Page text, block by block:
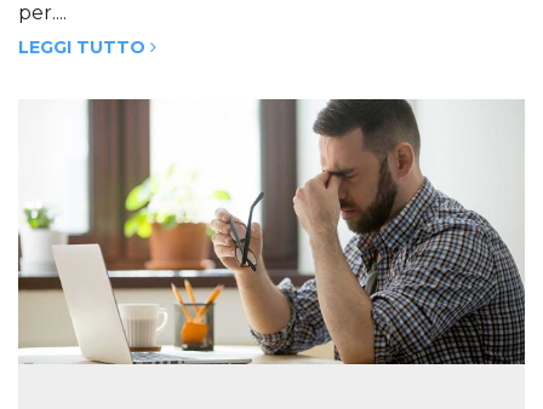
per....
LEGGI TUTTO